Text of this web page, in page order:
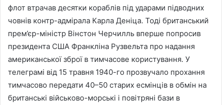
флот втрачав десятки кораблів під ударами підводних
човнів контр-адмірала Карла Деніца. Тоді британський
прем’єр-міністр Вінстон Черчилль вперше попросив
президента США Франкліна Рузвельта про надання
американської зброї в тимчасове користування. У
телеграмі від 15 травня 1940-го прозвучало прохання
тимчасово передати 40–50 старих есмінців в обмін на
британські військово-морські і повітряні бази в